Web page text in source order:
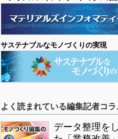
サステナブルなモノづくりの実現
よく読まれている編集記者コラ
データ整理を